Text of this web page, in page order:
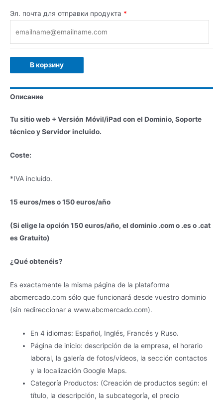
Эл. почта для отправки продукта *
В корзину
Описание
Tu sitio web + Versión Móvil/iPad con el Dominio, Soporte
técnico y Servidor incluido.
Coste:
*IVA incluido.
15 euros/mes o 150 euros/año
(Si elige la opción 150 euros/año, el dominio .com o .es o .cat
es Gratuito)
¿Qué obtenéis?
Es exactamente la misma página de la plataforma
abcmercado.com sólo que funcionará desde vuestro dominio
(sin redireccionar a www.abcmercado.com).
En 4 idiomas: Español, Inglés, Francés y Ruso.
Página de inicio: descripción de la empresa, el horario
laboral, la galería de fotos/vídeos, la sección contactos
y la localización Google Maps.
Categoría Productos: (Creación de productos según: el
título, la descripción, la subcategoría, el precio